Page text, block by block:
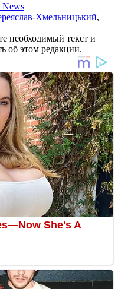
News
Хмельницький,
необходимый текст и
об этом редакции.